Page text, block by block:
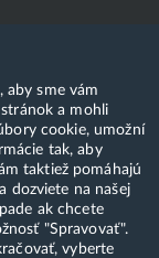
aby sme vám
a mohli
cookie, umožní
tak, aby
taktiež pomáhajú
dozviete na našej
ak chcete
"Spravovať".
vyberte